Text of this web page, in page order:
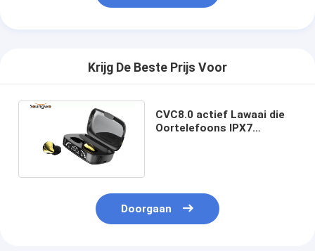
Krijg De Beste Prijs Voor
CVC8.0 actief Lawaai die
Oortelefoons IPX7
Doorgaan